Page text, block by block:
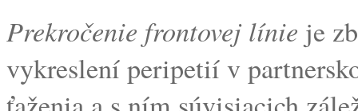
Prekročenie frontovej línie je
vykreslení peripetií v